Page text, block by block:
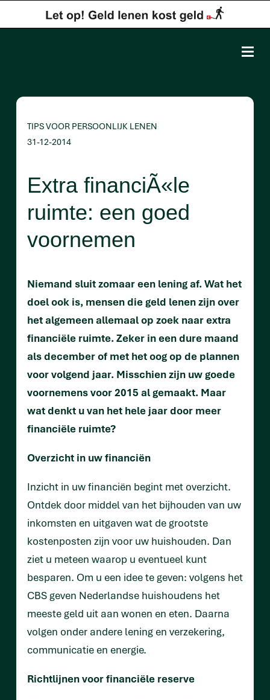
TIPS VOOR PERSOONLIJK LENEN
31-12-2014
Extra financiÃ«le
ruimte: een goed
voornemen
Niemand sluit zomaar een lening af. Wat het
doel ook is, mensen die geld lenen zijn over
het algemeen allemaal op zoek naar extra
financiële ruimte. Zeker in een dure maand
als december of met het oog op de plannen
voor volgend jaar. Misschien zijn uw goede
voornemens voor 2015 al gemaakt. Maar
wat denkt u van het hele jaar door meer
financiële ruimte?
Overzicht in uw financiën
Inzicht in uw financiën begint met overzicht.
Ontdek door middel van het bijhouden van uw
inkomsten en uitgaven wat de grootste
kostenposten zijn voor uw huishouden. Dan
ziet u meteen waarop u eventueel kunt
besparen. Om u een idee te geven: volgens het
CBS geven Nederlandse huishoudens het
meeste geld uit aan wonen en eten. Daarna
volgen onder andere lening en verzekering,
communicatie en energie.
Richtlijnen voor financiële reserve